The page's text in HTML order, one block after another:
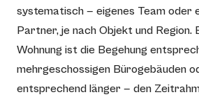
systematisch — eigenes Team oder
Partner, je nach Objekt und Region.
Wohnung ist die Begehung
mehrgeschossigen Bürogebäuden
entsprechend länger — den